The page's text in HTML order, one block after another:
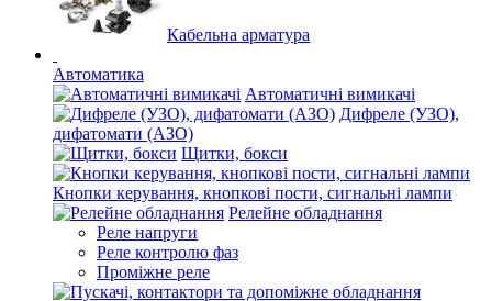
Кабельна арматура
Автоматика
Автоматичні вимикачі
Дифреле (УЗО),
дифатомати (АЗО)
Щитки, бокси
Кнопки керування, кнопкові пости, сигнальні лампи
Релейне обладнання
Реле напруги
Реле контролю фаз
Проміжне реле